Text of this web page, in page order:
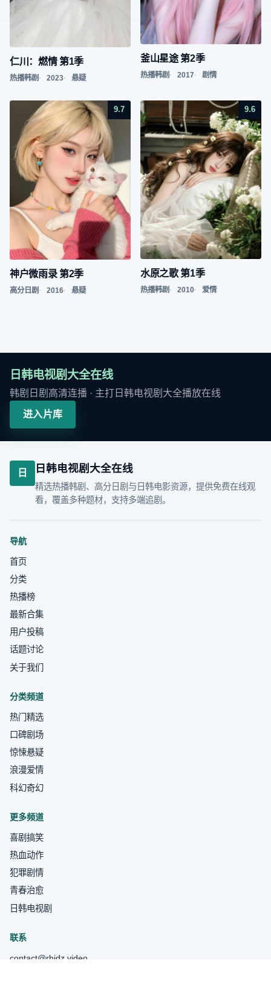
仁川：燃情 第1季
热播韩剧 2023 悬疑
釜山星途 第2季
热播韩剧 2017 剧情
9.7
神户微雨录 第2季
高分日剧 2016 悬疑
9.6
水原之歌 第1季
热播韩剧 2010 爱情
日韩电视剧大全在线
韩剧日剧高清连播 · 主打 日韩电视剧大全播放在线
进入片库
日 日韩电视剧大全在线
精选热播韩剧、高分日剧与日韩电影资源，提供免费在线观
看，覆盖多种题材，支持多端追剧。
导航
首页
分类
热播榜
最新合集
用户投稿
话题讨论
关于我们
分类频道
热门精选
口碑剧场
惊悚悬疑
浪漫爱情
科幻奇幻
更多频道
喜剧搞笑
热血动作
犯罪剧情
青春治愈
日韩电视剧
联系
contact@rhjdz.video